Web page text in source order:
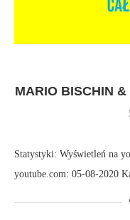
MARIO BISCHIN
Statystyki: Wyświetleń na
youtube.com: 05-08-2020